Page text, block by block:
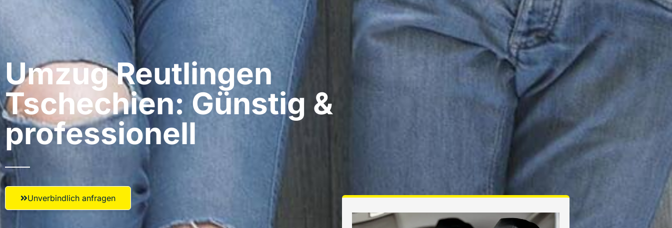
Umzug Reutlingen​
Tschechien: Günstig &
professionell​
Unverbindlich anfragen